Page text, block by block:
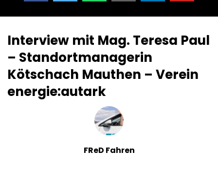
Interview mit Mag. Teresa Paul
– Standortmanagerin
Kötschach Mauthen – Verein
energie:autark
FReD Fahren